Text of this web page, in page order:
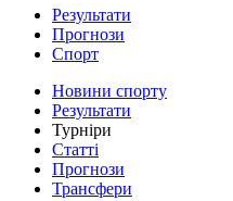
Результати
Прогнози
Спорт
Новини спорту
Результати
Турніри
Статті
Прогнози
Трансфери